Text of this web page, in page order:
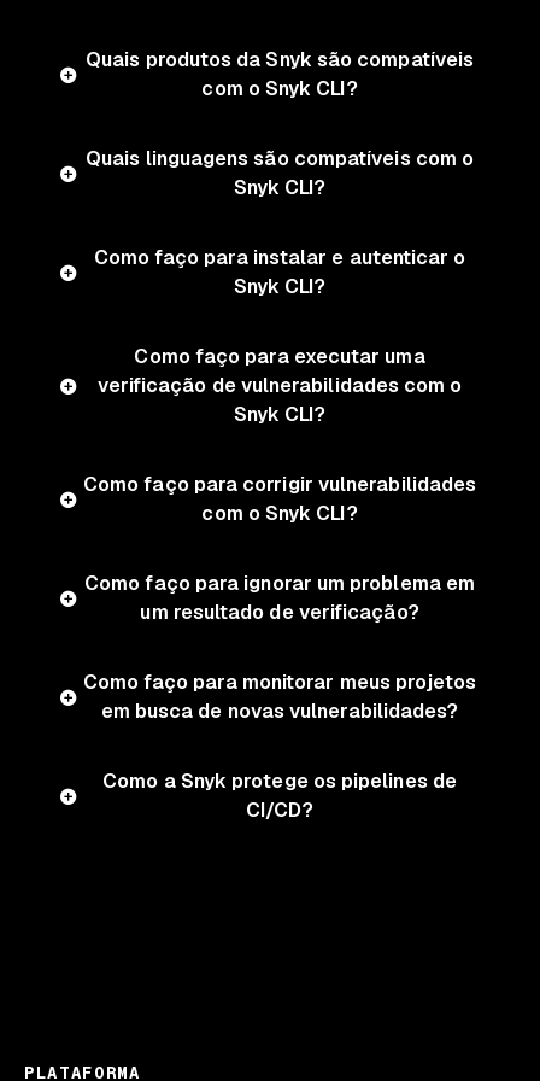
Quais produtos da Snyk são compatíveis
com o Snyk CLI?
Quais linguagens são compatíveis com o
Snyk CLI?
Como faço para instalar e autenticar o
Snyk CLI?
Como faço para executar uma
verificação de vulnerabilidades com o
Snyk CLI?
Como faço para corrigir vulnerabilidades
com o Snyk CLI?
Como faço para ignorar um problema em
um resultado de verificação?
Como faço para monitorar meus projetos
em busca de novas vulnerabilidades?
Como a Snyk protege os pipelines de
CI/CD?
PLATAFORMA